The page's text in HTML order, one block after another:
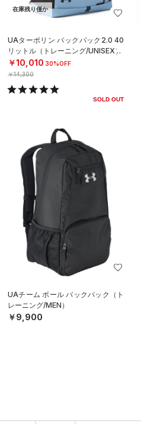
在庫残り僅か
UAターポリン バックパック2.0 40
リットル（トレーニング/UNISEX）
￥10,010 30%OFF
￥14,300
SOLD OUT
UAチーム ボール バックパック（ト
レーニング/MEN）
￥9,900